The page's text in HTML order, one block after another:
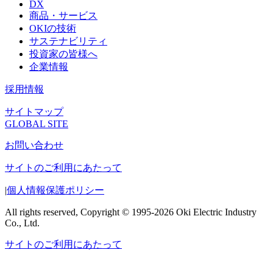
DX
商品・サービス
OKIの技術
サステナビリティ
投資家の皆様へ
企業情報
採用情報
サイトマップ
GLOBAL SITE
お問い合わせ
サイトのご利用にあたって
|個人情報保護ポリシー
All rights reserved, Copyright © 1995-2026 Oki Electric Industry
Co., Ltd.
サイトのご利用にあたって